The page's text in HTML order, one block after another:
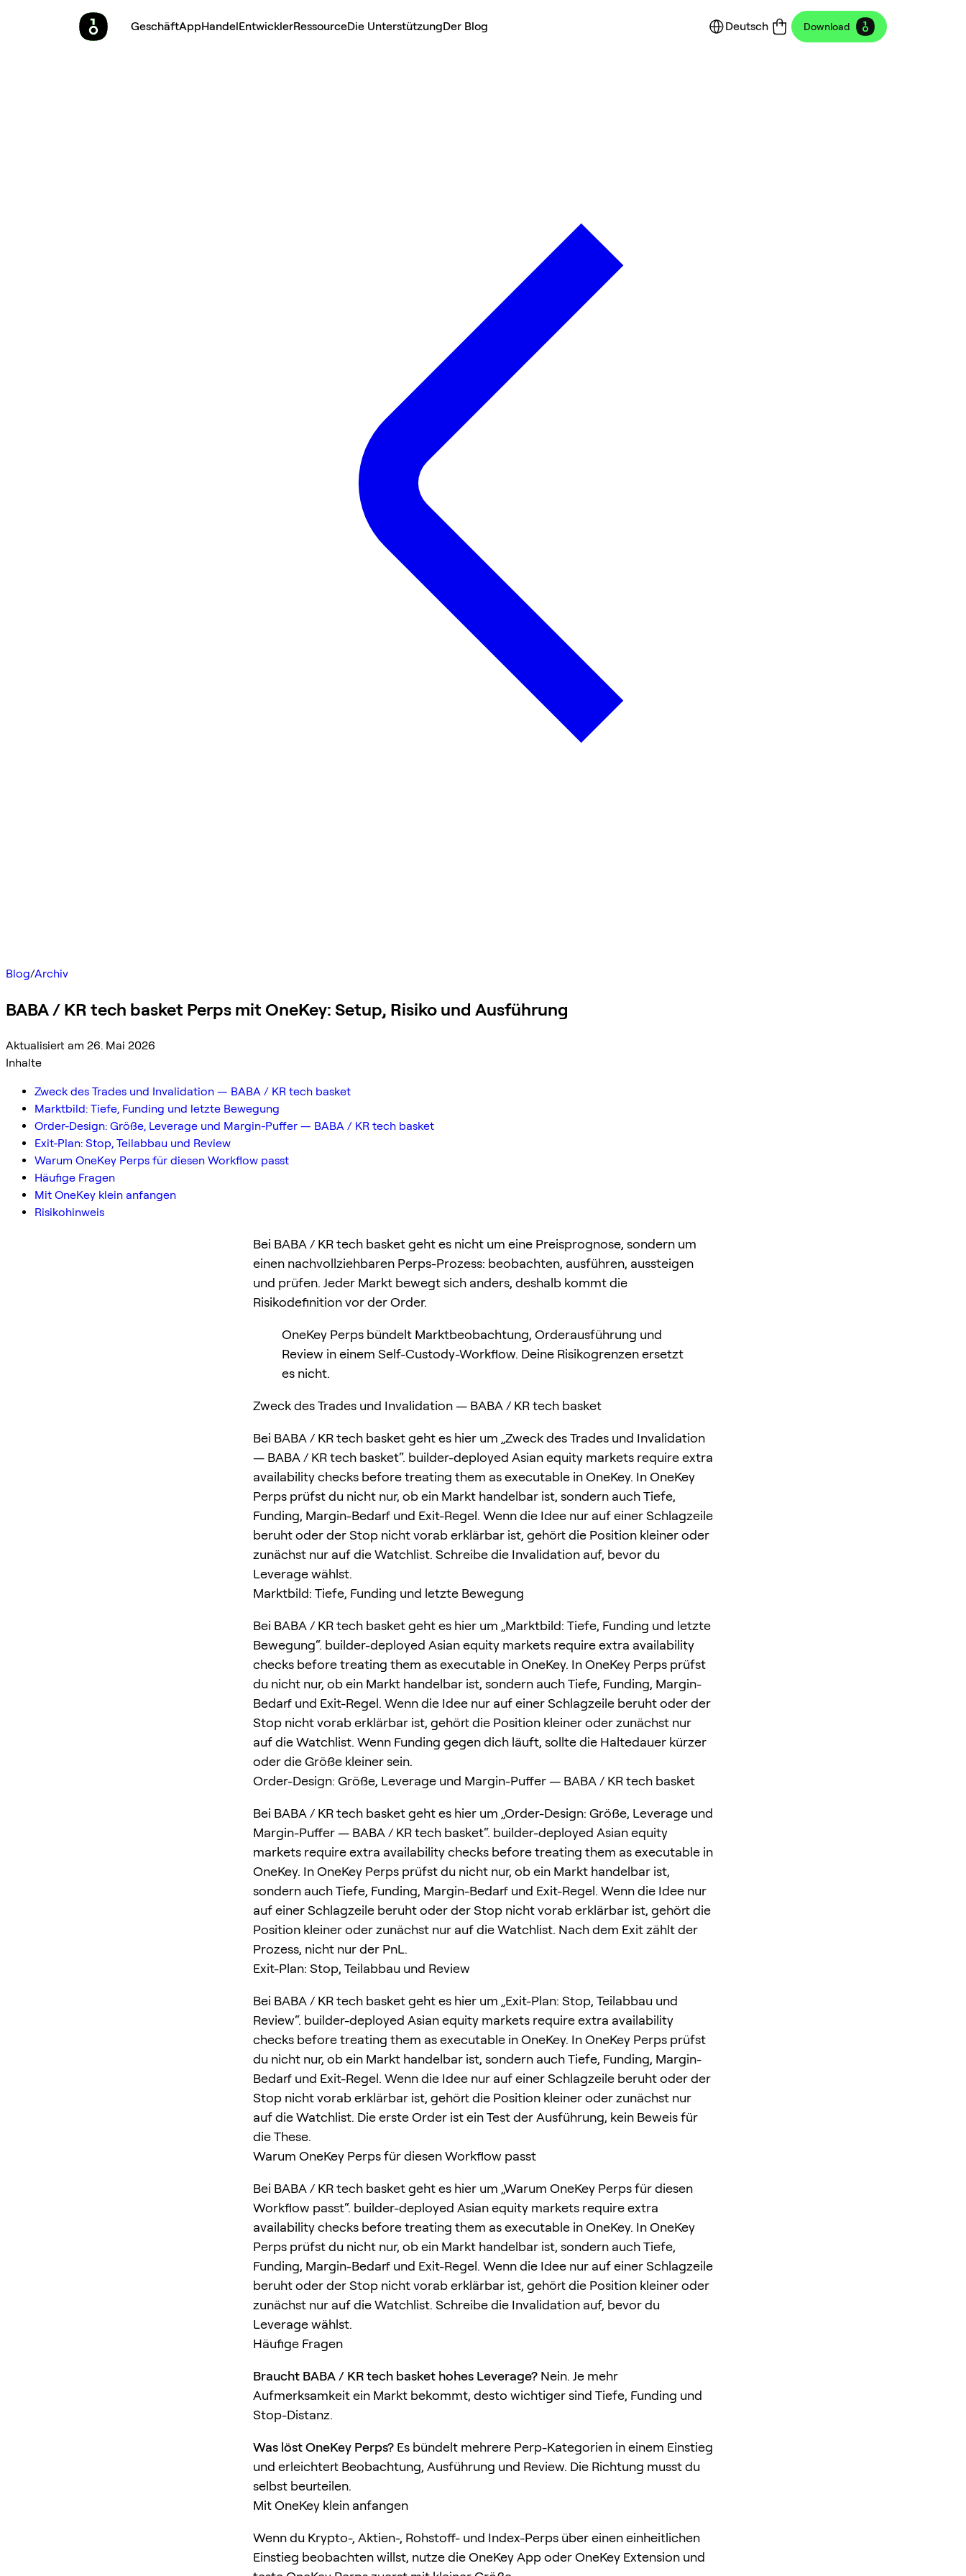
GeschäftAppHandelEntwicklerRessourceDie UnterstützungDer Blog Deutsch Download
Blog/Archiv
BABA / KR tech basket Perps mit OneKey: Setup, Risiko und Ausführung
Aktualisiert am 26. Mai 2026
Inhalte
Zweck des Trades und Invalidation — BABA / KR tech basket
Marktbild: Tiefe, Funding und letzte Bewegung
Order-Design: Größe, Leverage und Margin-Puffer — BABA / KR tech basket
Exit-Plan: Stop, Teilabbau und Review
Warum OneKey Perps für diesen Workflow passt
Häufige Fragen
Mit OneKey klein anfangen
Risikohinweis
Bei BABA / KR tech basket geht es nicht um eine Preisprognose, sondern um
einen nachvollziehbaren Perps-Prozess: beobachten, ausführen, aussteigen
und prüfen. Jeder Markt bewegt sich anders, deshalb kommt die
Risikodefinition vor der Order.
OneKey Perps bündelt Marktbeobachtung, Orderausführung und
Review in einem Self-Custody-Workflow. Deine Risikogrenzen ersetzt
es nicht.
Zweck des Trades und Invalidation — BABA / KR tech basket
Bei BABA / KR tech basket geht es hier um „Zweck des Trades und Invalidation
— BABA / KR tech basket“. builder-deployed Asian equity markets require extra
availability checks before treating them as executable in OneKey. In OneKey
Perps prüfst du nicht nur, ob ein Markt handelbar ist, sondern auch Tiefe,
Funding, Margin-Bedarf und Exit-Regel. Wenn die Idee nur auf einer Schlagzeile
beruht oder der Stop nicht vorab erklärbar ist, gehört die Position kleiner oder
zunächst nur auf die Watchlist. Schreibe die Invalidation auf, bevor du
Leverage wählst.
Marktbild: Tiefe, Funding und letzte Bewegung
Bei BABA / KR tech basket geht es hier um „Marktbild: Tiefe, Funding und letzte
Bewegung“. builder-deployed Asian equity markets require extra availability
checks before treating them as executable in OneKey. In OneKey Perps prüfst
du nicht nur, ob ein Markt handelbar ist, sondern auch Tiefe, Funding, Margin-
Bedarf und Exit-Regel. Wenn die Idee nur auf einer Schlagzeile beruht oder der
Stop nicht vorab erklärbar ist, gehört die Position kleiner oder zunächst nur
auf die Watchlist. Wenn Funding gegen dich läuft, sollte die Haltedauer kürzer
oder die Größe kleiner sein.
Order-Design: Größe, Leverage und Margin-Puffer — BABA / KR tech basket
Bei BABA / KR tech basket geht es hier um „Order-Design: Größe, Leverage und
Margin-Puffer — BABA / KR tech basket“. builder-deployed Asian equity
markets require extra availability checks before treating them as executable in
OneKey. In OneKey Perps prüfst du nicht nur, ob ein Markt handelbar ist,
sondern auch Tiefe, Funding, Margin-Bedarf und Exit-Regel. Wenn die Idee nur
auf einer Schlagzeile beruht oder der Stop nicht vorab erklärbar ist, gehört die
Position kleiner oder zunächst nur auf die Watchlist. Nach dem Exit zählt der
Prozess, nicht nur der PnL.
Exit-Plan: Stop, Teilabbau und Review
Bei BABA / KR tech basket geht es hier um „Exit-Plan: Stop, Teilabbau und
Review“. builder-deployed Asian equity markets require extra availability
checks before treating them as executable in OneKey. In OneKey Perps prüfst
du nicht nur, ob ein Markt handelbar ist, sondern auch Tiefe, Funding, Margin-
Bedarf und Exit-Regel. Wenn die Idee nur auf einer Schlagzeile beruht oder der
Stop nicht vorab erklärbar ist, gehört die Position kleiner oder zunächst nur
auf die Watchlist. Die erste Order ist ein Test der Ausführung, kein Beweis für
die These.
Warum OneKey Perps für diesen Workflow passt
Bei BABA / KR tech basket geht es hier um „Warum OneKey Perps für diesen
Workflow passt“. builder-deployed Asian equity markets require extra
availability checks before treating them as executable in OneKey. In OneKey
Perps prüfst du nicht nur, ob ein Markt handelbar ist, sondern auch Tiefe,
Funding, Margin-Bedarf und Exit-Regel. Wenn die Idee nur auf einer Schlagzeile
beruht oder der Stop nicht vorab erklärbar ist, gehört die Position kleiner oder
zunächst nur auf die Watchlist. Schreibe die Invalidation auf, bevor du
Leverage wählst.
Häufige Fragen
Braucht BABA / KR tech basket hohes Leverage? Nein. Je mehr
Aufmerksamkeit ein Markt bekommt, desto wichtiger sind Tiefe, Funding und
Stop-Distanz.
Was löst OneKey Perps? Es bündelt mehrere Perp-Kategorien in einem Einstieg
und erleichtert Beobachtung, Ausführung und Review. Die Richtung musst du
selbst beurteilen.
Mit OneKey klein anfangen
Wenn du Krypto-, Aktien-, Rohstoff- und Index-Perps über einen einheitlichen
Einstieg beobachten willst, nutze die OneKey App oder OneKey Extension und